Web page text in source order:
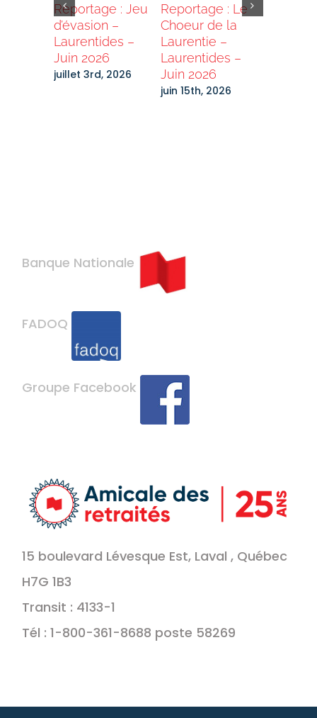
Reportage : Jeu
d’évasion –
Laurentides –
Juin 2026
juillet 3rd, 2026
Reportage : Le
Choeur de la
Laurentie –
Laurentides –
Juin 2026
juin 15th, 2026
Banque Nationale
FADOQ
Groupe Facebook
15 boulevard Lévesque Est, Laval , Québec
H7G 1B3
Transit : 4133-1
Tél : 1-800-361-8688 poste 58269